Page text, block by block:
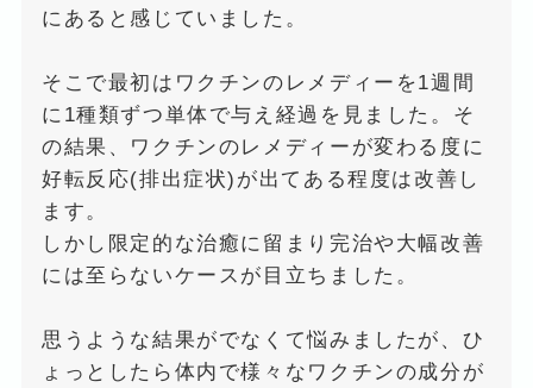
にあると感じていました。
そこで最初はワクチンのレメディーを1週間
に1種類ずつ単体で与え経過を見ました。そ
の結果、ワクチンのレメディーが変わる度に
好転反応(排出症状)が出てある程度は改善し
ます。
しかし限定的な治癒に留まり完治や大幅改善
には至らないケースが目立ちました。
思うような結果がでなくて悩みましたが、ひ
ょっとしたら体内で様々なワクチンの成分が